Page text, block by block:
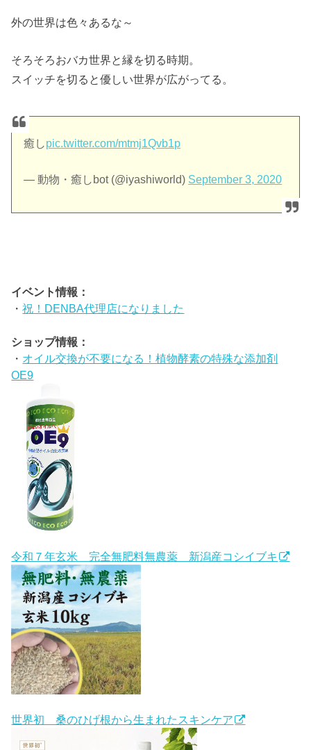
外の世界は色々あるな～
そろそろおバカ世界と縁を切る時期。
スイッチを切ると優しい世界が広がってる。
癒しpic.twitter.com/mtmj1Qvb1p
— 動物・癒しbot (@iyashiworld) September 3, 2020
イベント情報：
・祝！DENBA代理店になりました
ショップ情報：
・ オイル交換が不要になる！植物酵素の特殊な添加剤
OE9
令和７年玄米 完全無肥料無農薬 新潟産コシイブキ
世界初 桑のひげ根から生まれたスキンケア